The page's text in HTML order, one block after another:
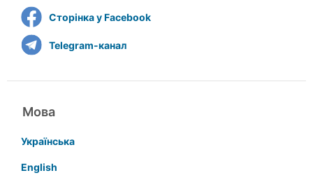
Сторінка у Facebook
Telegram-канал
Мова
Українська
English